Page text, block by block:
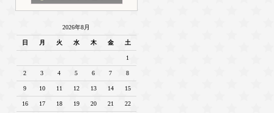
2026年8月
日 月 火 水 木 金 土
1
2 3 4 5 6 7 8
9 10 11 12 13 14 15
16 17 18 19 20 21 22